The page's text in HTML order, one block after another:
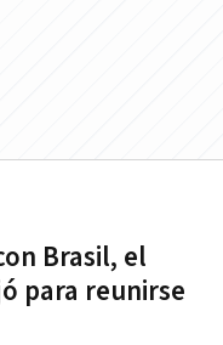
Brasil, el
para reunirse